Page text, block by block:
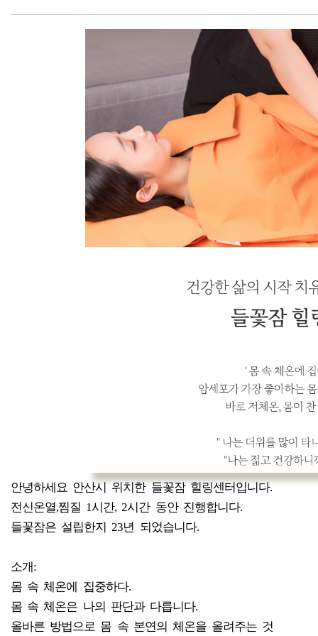
안녕하세요 안산시 위치한 들꽃잠 힐링센터입니다.
전신온열,찜질 1시간, 2시간 동안 진행합니다.
들꽃잠은 설립한지 23년 되었습니다.
소개:
몸 속 체온에 집중하다.
몸 속 체온은 나의 판단과 다릅니다.
올바른 방법으로 몸 속 본연의 체온을 올려주는 것